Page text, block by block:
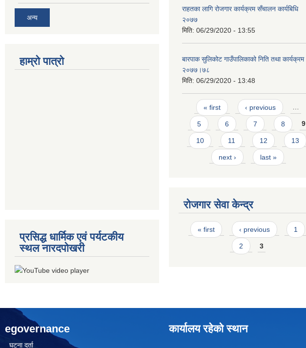
अन्य
हाम्रो पात्रो
प्रसिद्ध धार्मिक एवं पर्यटकीय
स्थल नारदपोखरी
राहतका लागि रोजगार कार्यक्रम सँचालन कार्यबिधि
२०७७
मिति: 06/29/2020 - 13:55
बारपाक सुलिकोट गाउँपालिकाको निति तथा कार्यक्रम
२०७७।७८
मिति: 06/29/2020 - 13:48
Pages
« first ‹ previous …
5 6 7 8 9
10 11 12 13
next › last »
रोजगार सेवा केन्द्र
Pages
« first ‹ previous 1
2 3
egovernance
घटना दर्ता
कार्यालय रहेको स्थान